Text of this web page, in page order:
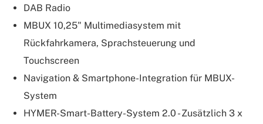
DAB Radio
MBUX 10,25" Multimediasystem mit
Rückfahrkamera, Sprachsteuerung und
Touchscreen
Navigation & Smartphone-Integration für MBUX-
System
HYMER-Smart-Battery-System 2.0 - Zusätzlich 3 x